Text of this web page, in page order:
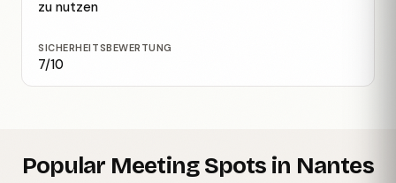
zu nutzen
SICHERHEITSBEWERTUNG
7/10
Popular Meeting Spots in Nantes